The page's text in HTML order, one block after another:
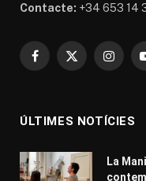
Contacte: +34 653 14
Facebook
X
ÚLTIMES NOTÍCIES
La